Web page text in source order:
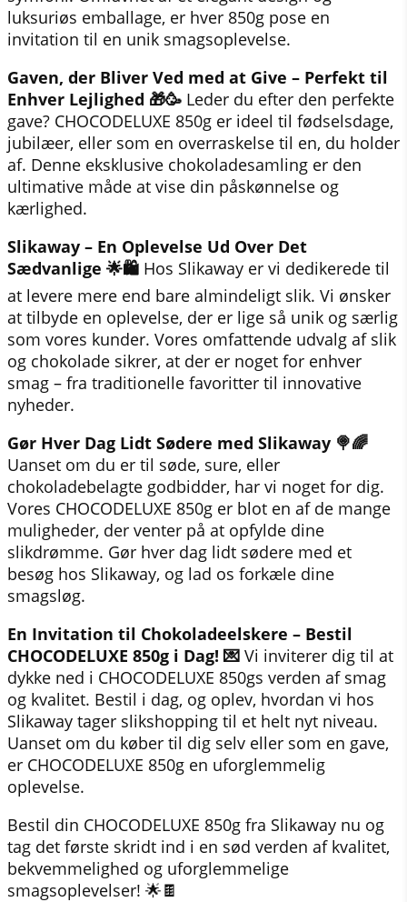
luksuriøs emballage, er hver 850g pose en
invitation til en unik smagsoplevelse.
Gaven, der Bliver Ved med at Give – Perfekt til
Enhver Lejlighed 🎁🥳 Leder du efter den perfekte
gave? CHOCODELUXE 850g er ideel til fødselsdage,
jubilæer, eller som en overraskelse til en, du holder
af. Denne eksklusive chokoladesamling er den
ultimative måde at vise din påskønnelse og
kærlighed.
Slikaway – En Oplevelse Ud Over Det
Sædvanlige 🌟🛍️ Hos Slikaway er vi dedikerede til
at levere mere end bare almindeligt slik. Vi ønsker
at tilbyde en oplevelse, der er lige så unik og særlig
som vores kunder. Vores omfattende udvalg af slik
og chokolade sikrer, at der er noget for enhver
smag – fra traditionelle favoritter til innovative
nyheder.
Gør Hver Dag Lidt Sødere med Slikaway 🍭🌈
Uanset om du er til søde, sure, eller
chokoladebelagte godbidder, har vi noget for dig.
Vores CHOCODELUXE 850g er blot en af de mange
muligheder, der venter på at opfylde dine
slikdrømme. Gør hver dag lidt sødere med et
besøg hos Slikaway, og lad os forkæle dine
smagsløg.
En Invitation til Chokoladeelskere – Bestil
CHOCODELUXE 850g i Dag! 💌 Vi inviterer dig til at
dykke ned i CHOCODELUXE 850gs verden af smag
og kvalitet. Bestil i dag, og oplev, hvordan vi hos
Slikaway tager slikshopping til et helt nyt niveau.
Uanset om du køber til dig selv eller som en gave,
er CHOCODELUXE 850g en uforglemmelig
oplevelse.
Bestil din CHOCODELUXE 850g fra Slikaway nu og
tag det første skridt ind i en sød verden af kvalitet,
bekvemmelighed og uforglemmelige
smagsoplevelser! 🌟🍫